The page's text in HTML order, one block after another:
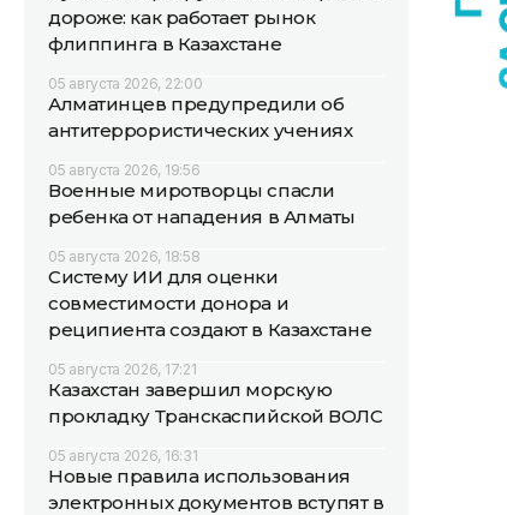
дороже: как работает рынок
флиппинга в Казахстане
05 августа 2026, 22:00
Алматинцев предупредили об
антитеррористических учениях
05 августа 2026, 19:56
Военные миротворцы спасли
ребенка от нападения в Алматы
05 августа 2026, 18:58
Систему ИИ для оценки
совместимости донора и
реципиента создают в Казахстане
05 августа 2026, 17:21
Казахстан завершил морскую
прокладку Транскаспийской ВОЛС
05 августа 2026, 16:31
Новые правила использования
электронных документов вступят в